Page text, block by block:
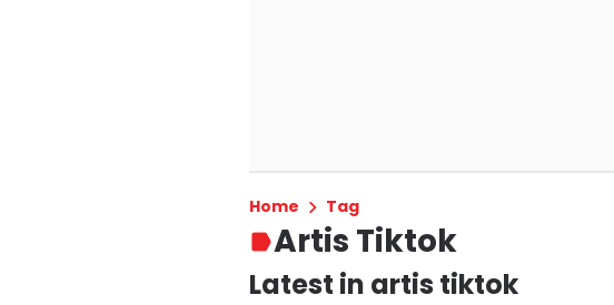
Home Tag
Artis Tiktok
Latest in artis tiktok